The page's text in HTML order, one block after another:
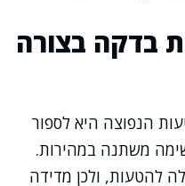
בדקה בצורה
הנפוצה היא לספור
משתנה במהירות.
להטעות, ולכן מדידה